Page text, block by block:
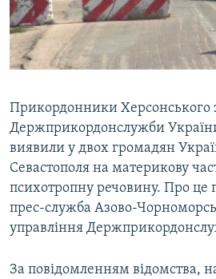
СВІДЧЕННЯ ОКУПАЦІЇ
УКРАЇНСЬКА ПРОБЛЕМА КРИМУ
ІНФОГРАФІКА
Qırımtatar
ДОЛУЧАЙСЯ!
Усі сайти RFE/RL
Прикордонники Херсонського
Держприкордонслужби
виявили у двох громадян
Севастополя на материкову
психотропну речовину. Про це
прес-служба Азово-
управління
За повідомленням відомства,